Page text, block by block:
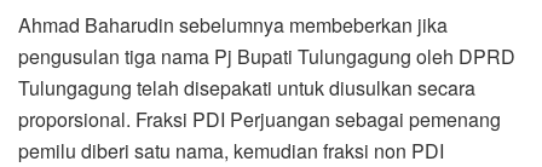
Ahmad Baharudin sebelumnya membeberkan jika
pengusulan tiga nama Pj Bupati Tulungagung oleh DPRD
Tulungagung telah disepakati untuk diusulkan secara
proporsional. Fraksi PDI Perjuangan sebagai pemenang
pemilu diberi satu nama, kemudian fraksi non PDI